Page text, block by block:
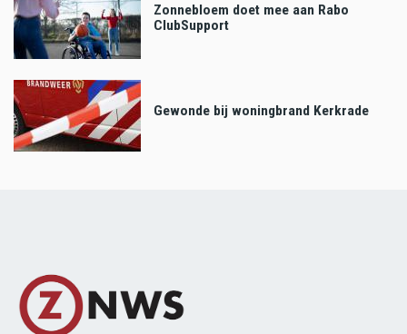
Zonnebloem doet mee aan Rabo
ClubSupport
Gewonde bij woningbrand Kerkrade